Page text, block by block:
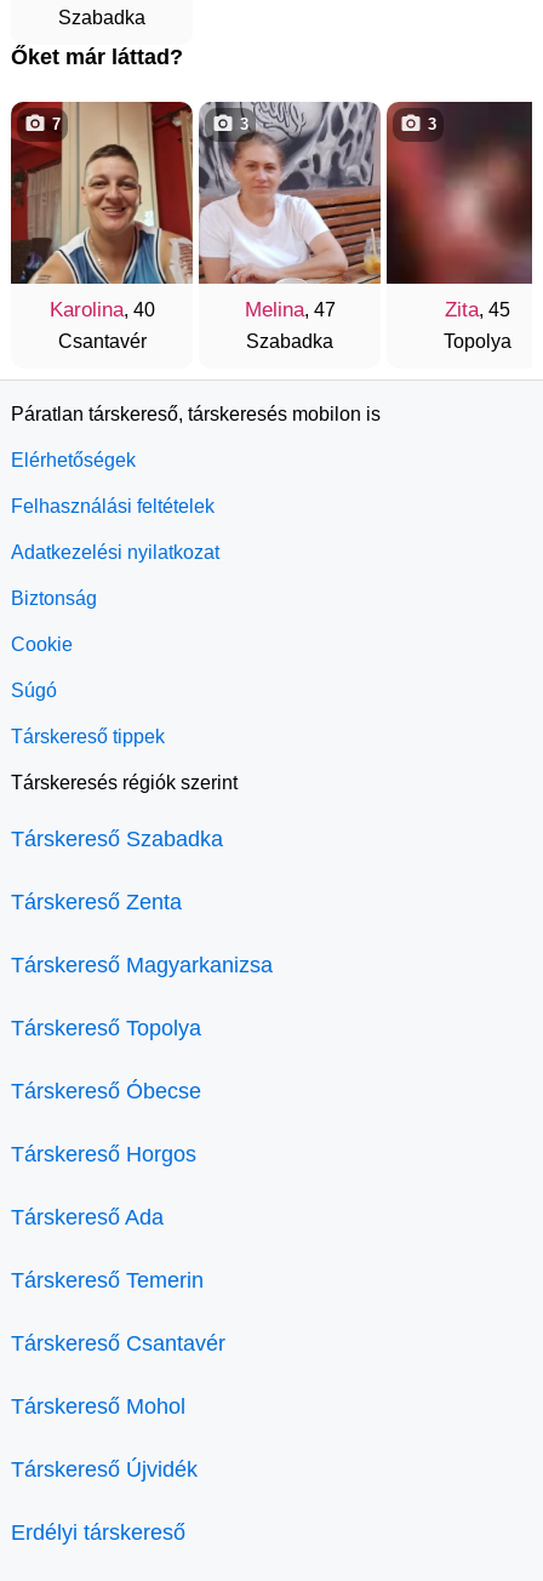
Szabadka
Őket már láttad?
Karolina, 40
Csantavér
7
Melina, 47
Szabadka
3
Zita, 45
Topolya
3
Páratlan társkereső, társkeresés mobilon is
Elérhetőségek
Felhasználási feltételek
Adatkezelési nyilatkozat
Biztonság
Cookie
Súgó
Társkereső tippek
Társkeresés régiók szerint
Társkereső Szabadka
Társkereső Zenta
Társkereső Magyarkanizsa
Társkereső Topolya
Társkereső Óbecse
Társkereső Horgos
Társkereső Ada
Társkereső Temerin
Társkereső Csantavér
Társkereső Mohol
Társkereső Újvidék
Erdélyi társkereső